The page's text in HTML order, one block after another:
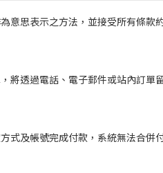
意思表示之方法，並接受所有條款
透過電話、電子郵件或站內訂
及帳號完成付款，系統無法合併